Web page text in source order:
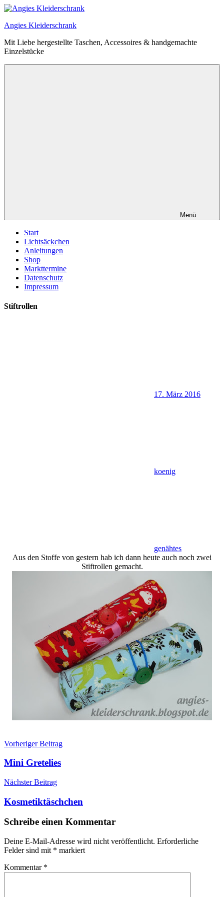
Zum
springen
Angies Kleiderschrank
Mit Liebe hergestellte Taschen, Accessoires & handgemachte
Einzelstücke
Menü
Start
Lichtsäckchen
Anleitungen
Shop
Markttermine
Datenschutz
Impressum
Stiftrollen
17. März 2016
koenig
genähtes
Aus den Stoffe von gestern hab ich dann heute auch noch zwei
Stiftrollen gemacht.
Beitragsnavigation
Vorheriger Beitrag
Mini Gretelies
Nächster Beitrag
Kosmetiktäschchen
Schreibe einen Kommentar
Deine E-Mail-Adresse wird nicht veröffentlicht. Erforderliche
Felder sind mit * markiert
Kommentar *